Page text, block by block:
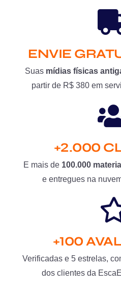
ENVIE
Suas mídias físicas
partir de R$ 380 em
+2.000
E mais de 100.000
e entregues na
+100
Verificadas e 5 estrelas,
dos clientes da